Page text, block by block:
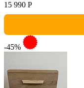
15 990 Р
-45%